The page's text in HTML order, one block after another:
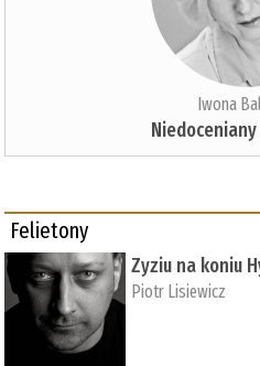
Iwona
Felietony
Zyziu na koniu
Piotr Lisiewicz